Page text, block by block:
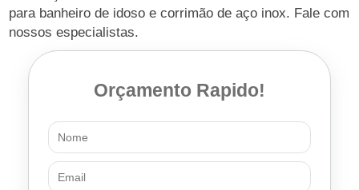
para banheiro de idoso e corrimão de aço inox. Fale com
nossos especialistas.
Orçamento Rapido!